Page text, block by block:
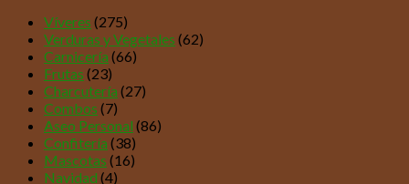
Víveres (275)
Verduras y Vegetales (62)
Carnicería (66)
Frutas (23)
Charcutería (27)
Combos (7)
Aseo Personal (86)
Confitería (38)
Mascotas (16)
Navidad (4)